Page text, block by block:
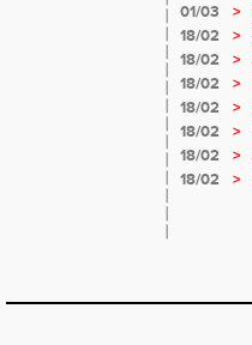
01/03
>
18/02
>
18/02 >
18/02 >
18/02
>
18/02
>
18/02
>
18/02
>